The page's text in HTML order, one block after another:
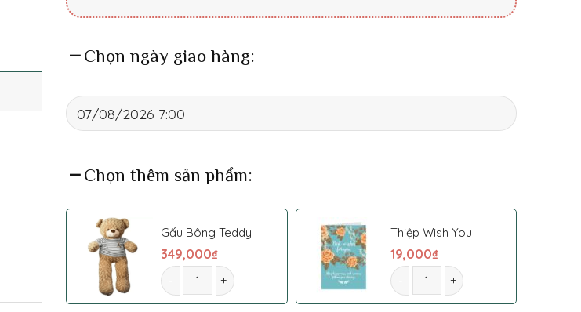
Chọn ngày giao hàng:
Chọn thêm sản phẩm:
Gấu Bông Teddy
349,000₫
Giỏ hoa 0033 số lượng
Thiệp Wish You
19,000₫
Giỏ hoa 0033 số lượng